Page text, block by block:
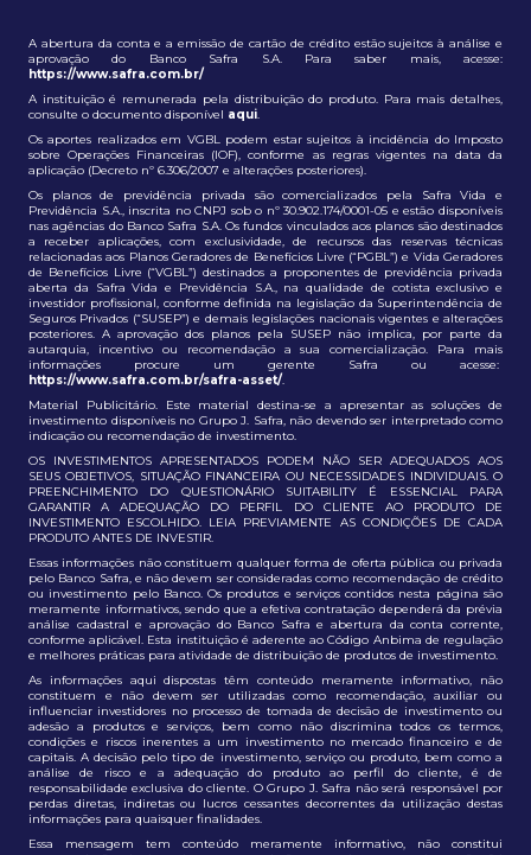
A abertura da conta e a emissão de cartão de crédito estão sujeitos à análise e
aprovação do Banco Safra S.A. Para saber mais, acesse:
https://www.safra.com.br/
A instituição é remunerada pela distribuição do produto. Para mais detalhes,
consulte o documento disponível aqui.
Os aportes realizados em VGBL podem estar sujeitos à incidência do Imposto
sobre Operações Financeiras (IOF), conforme as regras vigentes na data da
aplicação (Decreto nº 6.306/2007 e alterações posteriores).
Os planos de previdência privada são comercializados pela Safra Vida e
Previdência S.A., inscrita no CNPJ sob o nº 30.902.174/0001-05 e estão disponíveis
nas agências do Banco Safra S.A. Os fundos vinculados aos planos são destinados
a receber aplicações, com exclusividade, de recursos das reservas técnicas
relacionadas aos Planos Geradores de Benefícios Livre (“PGBL”) e Vida Geradores
de Benefícios Livre (“VGBL”) destinados a proponentes de previdência privada
aberta da Safra Vida e Previdência S.A., na qualidade de cotista exclusivo e
investidor profissional, conforme definida na legislação da Superintendência de
Seguros Privados (“SUSEP”) e demais legislações nacionais vigentes e alterações
posteriores. A aprovação dos planos pela SUSEP não implica, por parte da
autarquia, incentivo ou recomendação a sua comercialização. Para mais
informações procure um gerente Safra ou acesse:
https://www.safra.com.br/safra-asset/.
Material Publicitário. Este material destina-se a apresentar as soluções de
investimento disponíveis no Grupo J. Safra, não devendo ser interpretado como
indicação ou recomendação de investimento.
OS INVESTIMENTOS APRESENTADOS PODEM NÃO SER ADEQUADOS AOS
SEUS OBJETIVOS, SITUAÇÃO FINANCEIRA OU NECESSIDADES INDIVIDUAIS. O
PREENCHIMENTO DO QUESTIONÁRIO SUITABILITY É ESSENCIAL PARA
GARANTIR A ADEQUAÇÃO DO PERFIL DO CLIENTE AO PRODUTO DE
INVESTIMENTO ESCOLHIDO. LEIA PREVIAMENTE AS CONDIÇÕES DE CADA
PRODUTO ANTES DE INVESTIR.
Essas informações não constituem qualquer forma de oferta pública ou privada
pelo Banco Safra, e não devem ser consideradas como recomendação de crédito
ou investimento pelo Banco. Os produtos e serviços contidos nesta página são
meramente informativos, sendo que a efetiva contratação dependerá da prévia
análise cadastral e aprovação do Banco Safra e abertura da conta corrente,
conforme aplicável. Esta instituição é aderente ao Código Anbima de regulação
e melhores práticas para atividade de distribuição de produtos de investimento.
As informações aqui dispostas têm conteúdo meramente informativo, não
constituem e não devem ser utilizadas como recomendação, auxiliar ou
influenciar investidores no processo de tomada de decisão de investimento ou
adesão a produtos e serviços, bem como não discrimina todos os termos,
condições e riscos inerentes a um investimento no mercado financeiro e de
capitais. A decisão pelo tipo de investimento, serviço ou produto, bem como a
análise de risco e a adequação do produto ao perfil do cliente, é de
responsabilidade exclusiva do cliente. O Grupo J. Safra não será responsável por
perdas diretas, indiretas ou lucros cessantes decorrentes da utilização destas
informações para quaisquer finalidades.
Essa mensagem tem conteúdo meramente informativo, não constitui